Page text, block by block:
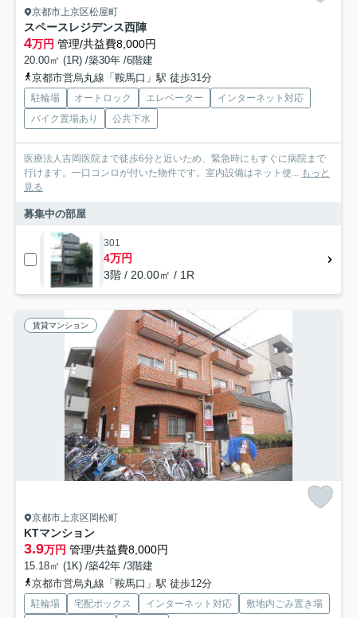
京都市上京区松屋町
スペースレジデンス西陣
4万円 管理/共益費8,000円
20.00㎡ (1R) /築30年 /6階建
京都市営烏丸線「鞍馬口」駅 徒歩31分
駐輪場 オートロック エレベーター
インターネット対応
バイク置場あり
公共下水
医療法人吉岡医院まで徒歩6分と近いため、緊急時にもすぐに病院まで
行けます。一口コンロが付いた物件です。室内設備はネット使... もっと
見る
募集中の部屋
301
4万円
3階 / 20.00㎡ / 1R
賃貸マンション
京都市上京区岡松町
KTマンション
3.9万円 管理/共益費8,000円
15.18㎡ (1K) /築42年 /3階建
京都市営烏丸線「鞍馬口」駅 徒歩12分
駐輪場 宅配ボックス インターネット対応
敷地内ごみ置き場